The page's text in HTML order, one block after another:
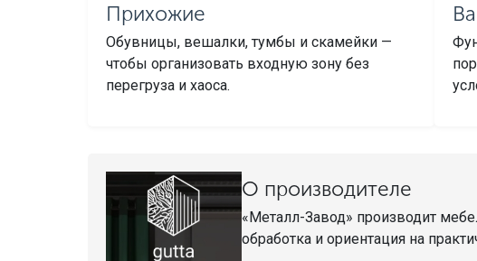
Прихожие
Обувницы, вешалки, тумбы и скамейки —
чтобы организовать входную зону без
перегруза и хаоса.
О производителе
«Металл-Завод» производит
обработка и ориентация на